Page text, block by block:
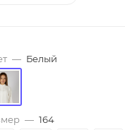
— Белый
— 164